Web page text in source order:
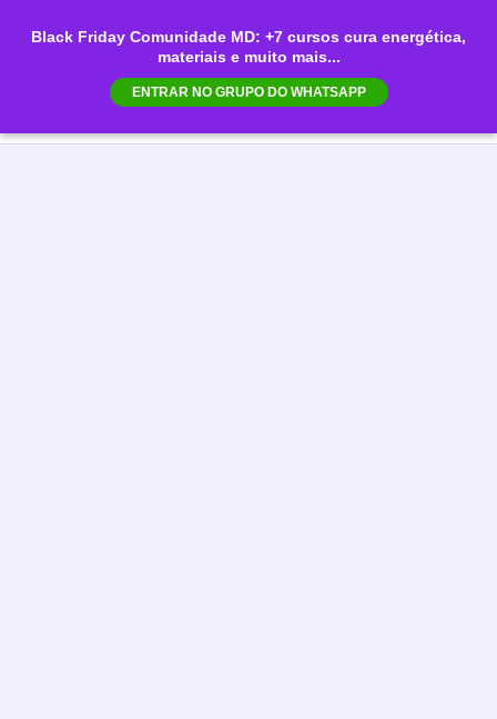
Black Friday Comunidade MD: +7 cursos cura energética,
materiais e muito mais...
ENTRAR NO GRUPO DO WHATSAPP
para